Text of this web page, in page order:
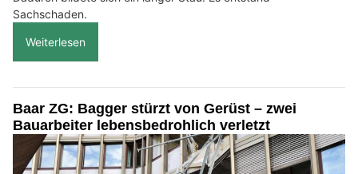
Sachschaden.
Weiterlesen
Baar ZG: Bagger stürzt von Gerüst – zwei
Bauarbeiter lebensbedrohlich verletzt